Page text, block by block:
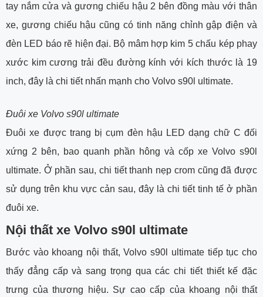
tay nắm cửa và gương chiếu hậu 2 bên đồng màu với thân
xe, gương chiếu hậu cũng có tinh năng chỉnh gập điện và
đèn LED báo rẽ hiện đại. Bộ mâm hợp kim 5 chấu kép phay
xước kim cương trải đều đường kính với kích thước là 19
inch, đây là chi tiết nhấn mạnh cho Volvo s90l ultimate.
Đuôi xe Volvo s90l ultimate
Đuôi xe được trang bị cụm đèn hậu LED dạng chữ C đối
xứng 2 bên, bao quanh phần hông và cốp xe Volvo s90l
ultimate. Ở phần sau, chi tiết thanh nẹp crom cũng đã được
sử dụng trên khu vực cản sau, đây là chi tiết tinh tế ở phần
đuôi xe.
Nội thất xe Volvo s90l ultimate
Bước vào khoang nội thất, Volvo s90l ultimate tiếp tục cho
thấy đẳng cấp và sang trọng qua các chi tiết thiết kế đặc
trưng của thương hiệu. Sự cao cấp của khoang nội thất